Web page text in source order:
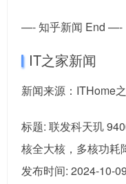
—- 知乎新闻 End —-
IT之家新闻
新闻来源：ITHome
标题: 联发科天玑
核全大核，多核功耗
发布时间: 2024-10-